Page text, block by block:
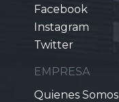
Facebook
Instagram
Twitter
EMPRESA
Quienes Somos